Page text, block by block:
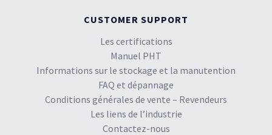
CUSTOMER SUPPORT
Les certifications
Manuel PHT
Informations sur le stockage et la manutention
FAQ et dépannage
Conditions générales de vente – Revendeurs
Les liens de l’industrie
Contactez-nous